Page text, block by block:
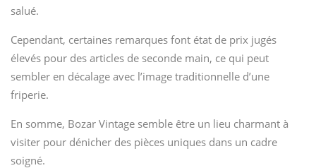
salué.
Cependant, certaines remarques font état de prix jugés
élevés pour des articles de seconde main, ce qui peut
sembler en décalage avec l’image traditionnelle d’une
friperie.
En somme, Bozar Vintage semble être un lieu charmant à
visiter pour dénicher des pièces uniques dans un cadre
soigné.